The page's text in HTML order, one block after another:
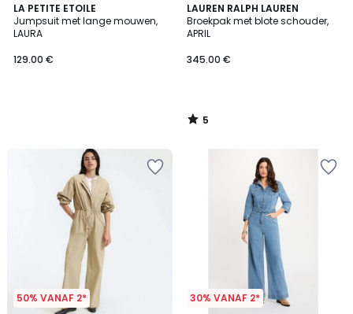
LA PETITE ETOILE
Jumpsuit met lange mouwen,
LAURA
129.00 €
LAUREN RALPH LAUREN
Broekpak met blote schouder,
APRIL
345.00 €
5
/
5
5
/
50% VANAF 2* 30% VANAF 2*